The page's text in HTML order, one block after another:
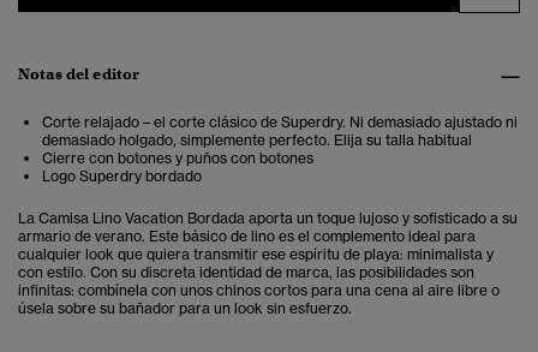
Notas del editor
Corte relajado – el corte clásico de Superdry. Ni demasiado ajustado ni
demasiado holgado, simplemente perfecto. Elija su talla habitual
Cierre con botones y puños con botones
Logo Superdry bordado
La Camisa Lino Vacation Bordada aporta un toque lujoso y sofisticado a su
armario de verano. Este básico de lino es el complemento ideal para
cualquier look que quiera transmitir ese espíritu de playa: minimalista y
con estilo. Con su discreta identidad de marca, las posibilidades son
infinitas: combínela con unos chinos cortos para una cena al aire libre o
úsela sobre su bañador para un look sin esfuerzo.